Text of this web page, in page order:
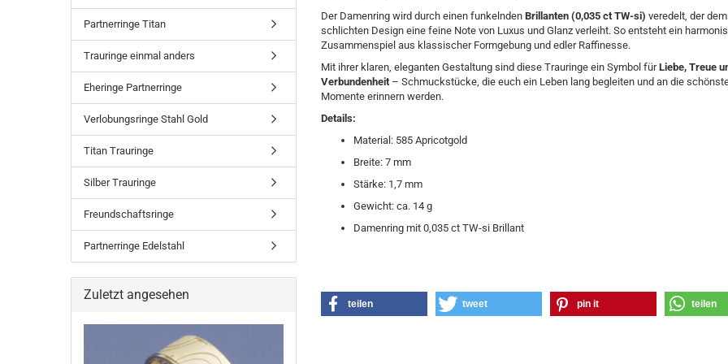
Der Damenring wird durch einen funkelnden Brillanten (0,035 ct TW-si) veredelt, der dem
schlichten Design eine feine Note von Luxus und Glanz verleiht. So entsteht ein
Zusammenspiel aus klassischer Formgebung und edler Raffinesse.
Mit ihrer klaren, eleganten Gestaltung sind diese Trauringe ein Symbol fürLiebe, Treue
Verbundenheit– Schmuckstücke, die euch ein Leben lang begleiten und an die
Momente erinnern werden.
Details:
Material: 585 Apricotgold
Breite: 7 mm
Stärke: 1,7 mm
Gewicht: ca. 14 g
Damenring mit 0,035 ct TW-si Brillant
teilen tweet pin it teilen
Partnerringe Titan
Trauringe einmal anders
Eheringe Partnerringe
Verlobungsringe Stahl Gold
Titan Trauringe
Silber Trauringe
Freundschaftsringe
Partnerringe Edelstahl
Zuletzt angesehen